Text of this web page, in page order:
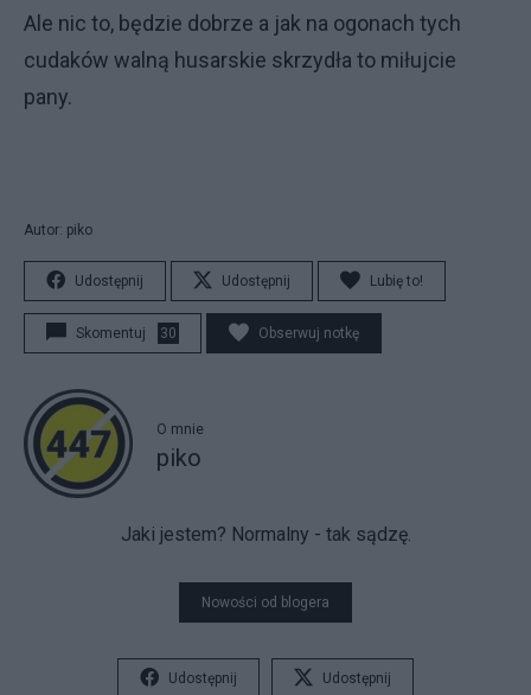
Ale nic to, będzie dobrze a jak na ogonach tych
cudaków walną husarskie skrzydła to miłujcie
pany.
Autor: piko
Udostępnij Udostępnij Lubię to!
Skomentuj 30 Obserwuj notkę
O mnie
piko
Jaki jestem? Normalny - tak sądzę.
Nowości od blogera
Udostępnij Udostępnij